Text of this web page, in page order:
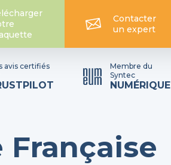
Contacter
un expert
avis certifiés
Membre du
Syntec
NUMÉRIQUE